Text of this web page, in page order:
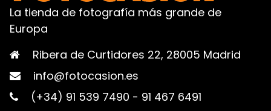
La tienda de fotografía más grande de
Europa
Ribera de Curtidores 22, 28005 Madrid
info@fotocasion.es
(+34) 91 539 7490 - 91 467 6491